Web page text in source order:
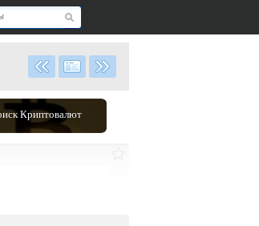
Криптовалют